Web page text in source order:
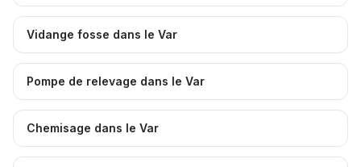
Vidange fosse dans le Var
Pompe de relevage dans le Var
Chemisage dans le Var